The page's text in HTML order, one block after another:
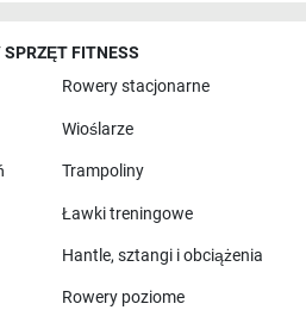
FITNESS
Rowery stacjonarne
Wioślarze
Trampoliny
Ławki treningowe
Hantle, sztangi i obciążenia
Rowery poziome